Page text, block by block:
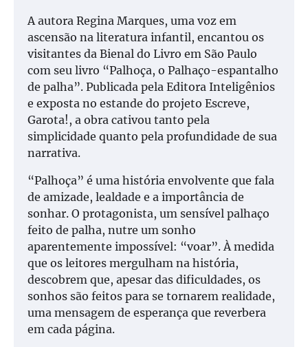
A autora Regina Marques, uma voz em
ascensão na literatura infantil, encantou os
visitantes da Bienal do Livro em São Paulo
com seu livro “Palhoça, o Palhaço-espantalho
de palha”. Publicada pela Editora Inteligênios
e exposta no estande do projeto Escreve,
Garota!, a obra cativou tanto pela
simplicidade quanto pela profundidade de sua
narrativa.
“Palhoça” é uma história envolvente que fala
de amizade, lealdade e a importância de
sonhar. O protagonista, um sensível palhaço
feito de palha, nutre um sonho
aparentemente impossível: “voar”. À medida
que os leitores mergulham na história,
descobrem que, apesar das dificuldades, os
sonhos são feitos para se tornarem realidade,
uma mensagem de esperança que reverbera
em cada página.